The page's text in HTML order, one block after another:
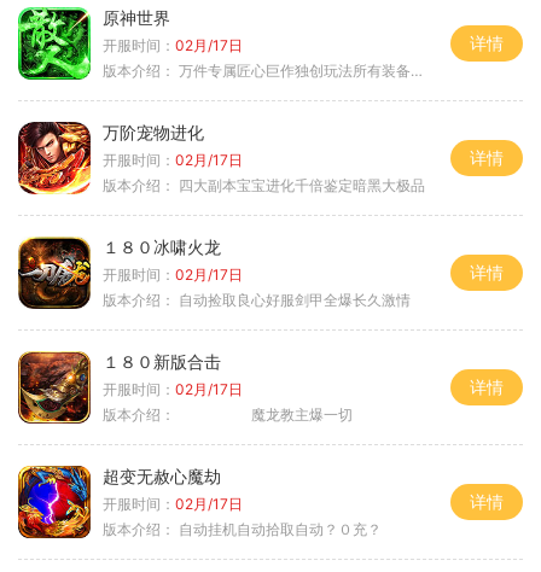
原神世界
开服时间： 02月/17日
版本介绍： 万件专属匠心巨作独创玩法所有装备靠打
详情
万阶宠物进化
开服时间： 02月/17日
版本介绍： 四大副本宝宝进化千倍鉴定暗黑大极品
详情
１８０冰啸火龙
开服时间： 02月/17日
版本介绍： 自动捡取良心好服剑甲全爆长久激情
详情
１８０新版合击
开服时间： 02月/17日
版本介绍：
魔龙教主爆一切
详情
超变无赦心魔劫
开服时间： 02月/17日
版本介绍： 自动挂机自动拾取自动？０充？
详情